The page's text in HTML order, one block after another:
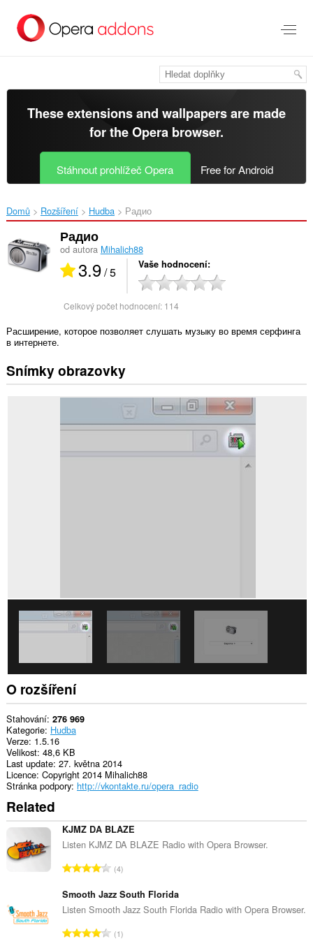
přímo
These extensions and wallpapers are made
for theOpera browser.
Stáhnout prohlížeč Opera Free for Android
Domů Rozšíření Hudba Радио‎
Радио
od autora Mihalich88
3.9/ 5 Vaše hodnocení
Celkový počet hodnocení: 114
Расширение, которое позволяет слушать музыку во время серфинга
в интернете.
Snímky obrazovky
O rozšíření
Stahování 276 969
Kategorie Hudba
Verze 1.5.16
Velikost 48,6 KB
Last update 27. května 2014
Licence Copyright 2014 Mihalich88
Stránka podpory http://vkontakte.ru/opera_radio
Related
KJMZ DA BLAZE
Listen KJMZ DA BLAZE Radio with Opera Browser.
C
l
k
4
Smooth Jazz South Florida
Listen Smooth Jazz South Florida Radio with Opera Browser.
C1